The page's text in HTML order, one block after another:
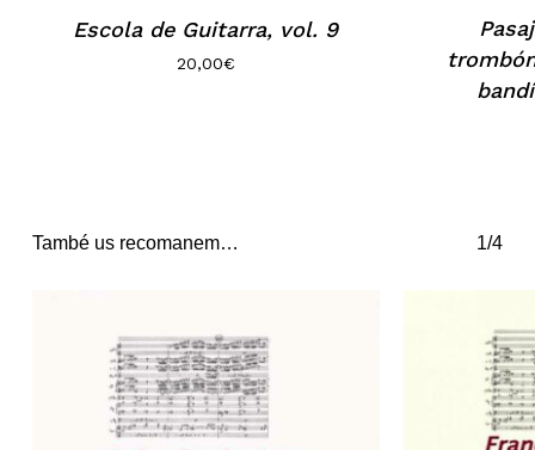
Escola de Guitarra, vol. 9
20,00€
També us recomanem… 1/4